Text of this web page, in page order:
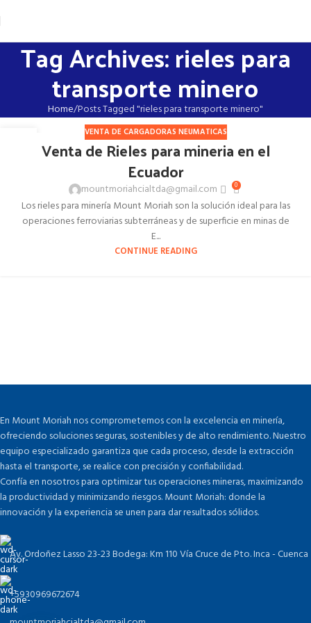
Tag Archives: rieles para
transporte minero
Home Posts Tagged "rieles para transporte minero"
VENTA DE CARGADORAS NEUMATICAS
Venta de Rieles para mineria en el
Ecuador
mountmoriahcialtda@gmail.com 0
Los rieles para minería Mount Moriah son la solución ideal para las
operaciones ferroviarias subterráneas y de superficie en minas de
E...
CONTINUE READING
En Mount Moriah nos comprometemos con la excelencia en minería,
ofreciendo soluciones seguras, sostenibles y de alto rendimiento. Nuestro
equipo especializado garantiza que cada proceso, desde la extracción
hasta el transporte, se realice con precisión y confiabilidad.
Confía en nosotros para optimizar tus operaciones mineras, maximizando
la productividad y minimizando riesgos. Mount Moriah: donde la
innovación y la experiencia se unen para dar resultados sólidos.
Av. Ordoñez Lasso 23-23 Bodega: Km 110 Vía Cruce de Pto. Inca - Cuenca
+5930969672674